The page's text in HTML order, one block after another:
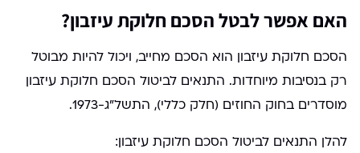
האם אפשר לבטל הסכם חלוקת עיזבון?
הסכם חלוקת עיזבון הוא הסכם מחייב, ויכול להיות מבוטל
רק בנסיבות מיוחדות. התנאים לביטול הסכם חלוקת עיזבון
מוסדרים בחוק החוזים (חלק כללי), התשל"ג-1973.
להלן התנאים לביטול הסכם חלוקת עיזבון: